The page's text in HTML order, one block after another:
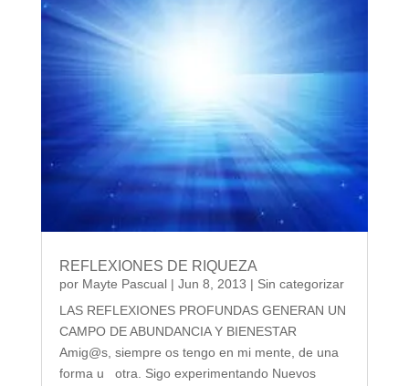
REFLEXIONES DE RIQUEZA
por Mayte Pascual| Jun 8, 2013 | Sin categorizar
LAS REFLEXIONES PROFUNDAS GENERAN UN
CAMPO DE ABUNDANCIA Y BIENESTAR
Amig@s, siempre os tengo en mi mente, de una
forma u otra. Sigo experimentando Nuevos